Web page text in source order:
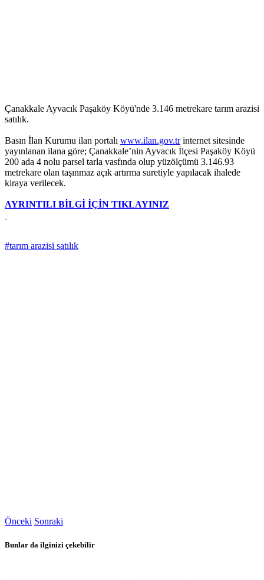
Çanakkale Ayvacık Paşaköy Köyü'nde 3.146 metrekare tarım arazisi
satılık.
Basın İlan Kurumu ilan portalı www.ilan.gov.trinternet sitesinde
yayınlanan ilana göre; Çanakkale’nin Ayvacık İlçesi Paşaköy Köyü
200 ada 4 nolu parsel tarla vasfında olup yüzölçümü 3.146.93
metrekare olan taşınmaz açık artırma suretiyle yapılacak ihalede
kiraya verilecek.
AYRINTILI BİLGİ İÇİN TIKLAYINIZ
#tarım arazisi satılık
Önceki Sonraki
Bunlar da ilginizi çekebilir